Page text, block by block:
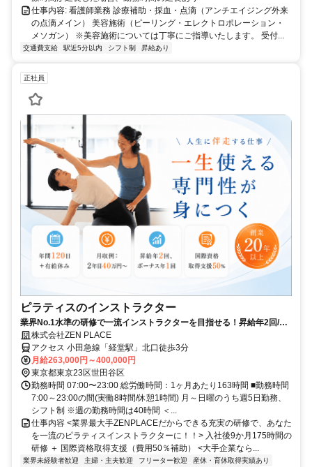
仕事内容: 看護師業務 診療補助・採血・点滴（アンチエイジング外来
の点滴メイン） 美容施術（ピーリング・エレクトロポレーション・
メソガン） ※美容施術については丁寧にご指導いたします。 受付...
交通費支給 駅近5分以内 シフト制 昇給あり
正社員
ピラティスのインストラクター
業界No.1水準の研修で一流インストラクターを目指せる！昇給年2回/賞
与年1回│年間休日120日＋有給｜住宅補助月2.5万円(条件あり)｜【資格
不問/未経験8割】
株式会社ZEN PLACE
アクセス 小田急線「経堂駅」北口徒歩3分
月給263,000円～400,000円
東京都東京23区世田谷区
勤務時間 07:00〜23:00 総労働時間：1ヶ月あたり163時間 ■勤務時間
7:00～23:00の間(実働8時間/休憩1時間) 月～日曜のうち週5日勤務、
シフト制 ※週の勤務時間は40時間 ＜...
仕事内容 <業界最大手ZENPLACEだからできる充実の研修で、あなた
を一流のピラティスインストラクターに！！> 入社後9か月175時間の
研修 ＋ 国際資格取得支援（費用50％補助） <大手企業なら...
業界未経験者歓迎 主婦・主夫歓迎 フリーター歓迎
産休・育休取得実績あり